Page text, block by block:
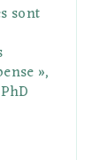
sont
»,